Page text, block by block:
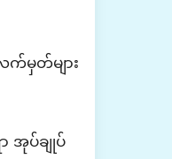
မှတ်များ
အုပ်ချုပ်